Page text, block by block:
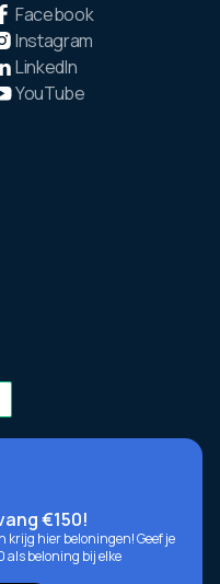
Facebook
Instagram
LinkedIn
YouTube
€150!
krijg hier beloningen! Geef je
als beloning bij elke